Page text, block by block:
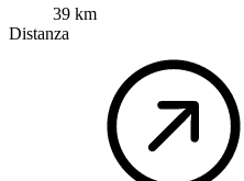
39 km
Distanza